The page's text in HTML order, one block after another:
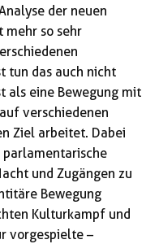
der neuen
mehr so sehr
tun das auch nicht
als eine Bewegung mit
verschiedenen
Ziel arbeitet. Dabei
parlamentarische
und Zugängen zu
Bewegung
Kulturkampf und
vorgespielte –